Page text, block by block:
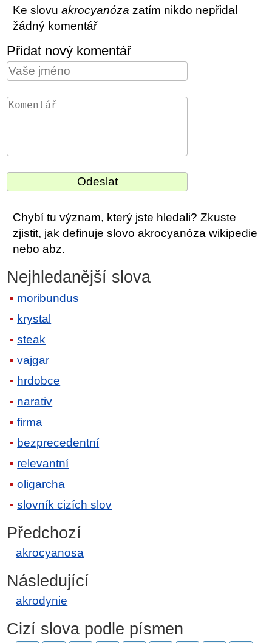
Ke slovuakrocyanóza zatím nikdo nepřidal
žádný komentář
Přidat nový komentář
Chybí tu význam, který jste hledali? Zkuste
zjistit, jak definuje slovo akrocyanóza wikipedie
nebo abz.
Nejhledanější slova
moribundus
krystal
steak
vajgar
hrdobce
narativ
firma
bezprecedentní
relevantní
oligarcha
slovník cizích slov
Předchozí
akrocyanosa
Následující
akrodynie
Cizí slova podle písmen